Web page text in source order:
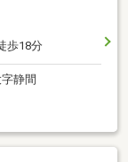
歩18分
静間